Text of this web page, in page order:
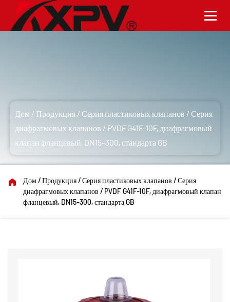
Дом / Продукция /Серия пластиковых клапанов /Серия
диафрагмовых клапанов / PVDF G41F-10F, диафрагмовый
клапан фланцевый, DN15-300, стандарта GB
Дом/Продукция/Серия пластиковых клапанов /Серия
диафрагмовых клапанов / PVDF G41F-10F, диафрагмовый клапан
фланцевый, DN15-300, стандарта GB